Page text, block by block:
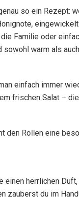
so ein Rezept:
Familie oder
warm als
einfach immer
frischen Salat –
den Rollen eine
herrlichen
zauberst du im